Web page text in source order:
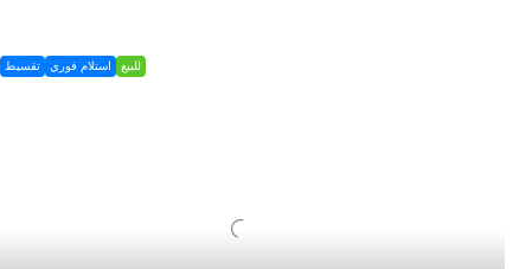
للبيع استلام فوري تقسيط